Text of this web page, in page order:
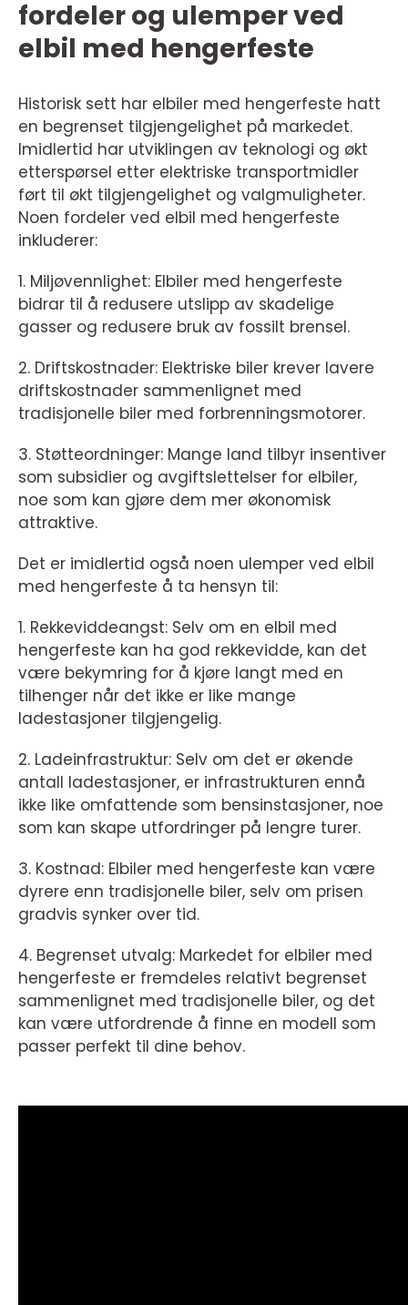
fordeler og ulemper ved
elbil med hengerfeste
Historisk sett har elbiler med hengerfeste hatt
en begrenset tilgjengelighet på markedet.
Imidlertid har utviklingen av teknologi og økt
etterspørsel etter elektriske transportmidler
ført til økt tilgjengelighet og valgmuligheter.
Noen fordeler ved elbil med hengerfeste
inkluderer:
1. Miljøvennlighet: Elbiler med hengerfeste
bidrar til å redusere utslipp av skadelige
gasser og redusere bruk av fossilt brensel.
2. Driftskostnader: Elektriske biler krever lavere
driftskostnader sammenlignet med
tradisjonelle biler med forbrenningsmotorer.
3. Støtteordninger: Mange land tilbyr insentiver
som subsidier og avgiftslettelser for elbiler,
noe som kan gjøre dem mer økonomisk
attraktive.
Det er imidlertid også noen ulemper ved elbil
med hengerfeste å ta hensyn til:
1. Rekkeviddeangst: Selv om en elbil med
hengerfeste kan ha god rekkevidde, kan det
være bekymring for å kjøre langt med en
tilhenger når det ikke er like mange
ladestasjoner tilgjengelig.
2. Ladeinfrastruktur: Selv om det er økende
antall ladestasjoner, er infrastrukturen ennå
ikke like omfattende som bensinstasjoner, noe
som kan skape utfordringer på lengre turer.
3. Kostnad: Elbiler med hengerfeste kan være
dyrere enn tradisjonelle biler, selv om prisen
gradvis synker over tid.
4. Begrenset utvalg: Markedet for elbiler med
hengerfeste er fremdeles relativt begrenset
sammenlignet med tradisjonelle biler, og det
kan være utfordrende å finne en modell som
passer perfekt til dine behov.